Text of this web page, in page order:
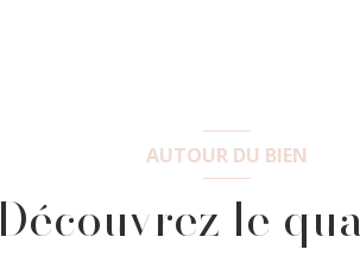
AUTOUR DU BIEN
Découvrez le